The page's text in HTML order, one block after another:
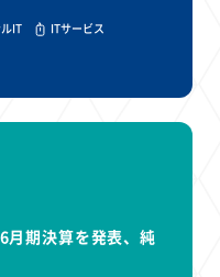
IT
ITサービス
月期決算を発表、純